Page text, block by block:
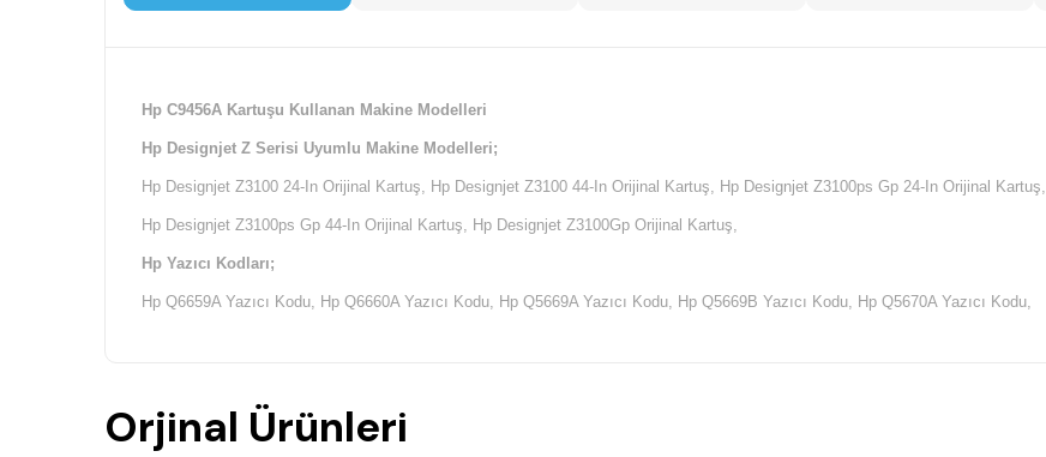
Hp C9456A Kartuşu Kullanan Makine Modelleri
Hp Designjet Z Serisi Uyumlu Makine Modelleri;
Hp Designjet Z3100 24-In Orijinal Kartuş, Hp Designjet Z3100 44-In Orijinal Kartuş, Hp Designjet Z3100ps Gp 24-In Orijinal Kartuş,
Hp Designjet Z3100ps Gp 44-In Orijinal Kartuş, Hp Designjet Z3100Gp Orijinal Kartuş,
Hp Yazıcı Kodları;
Hp Q6659A Yazıcı Kodu, Hp Q6660A Yazıcı Kodu, Hp Q5669A Yazıcı Kodu, Hp Q5669B Yazıcı Kodu, Hp Q5670A Yazıcı Kodu,
Orjinal Ürünleri